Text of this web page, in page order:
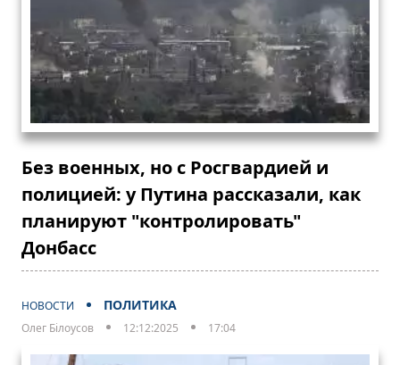
Без военных, но с Росгвардией и
полицией: у Путина рассказали, как
планируют "контролировать"
Донбасс
НОВОСТИ ПОЛИТИКА
Олег Білоусов 12:12:2025 17:04